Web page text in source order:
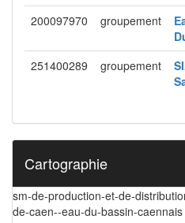
200097970 groupement
251400289 groupement
Cartographie
sm-de-production-et-de-
de-caen--eau-du-bassin-caennais